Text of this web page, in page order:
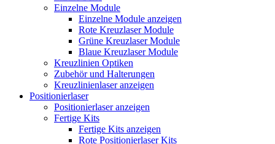
Einzelne Module
Einzelne Module anzeigen
Rote Kreuzlaser Module
Grüne Kreuzlaser Module
Blaue Kreuzlaser Module
Kreuzlinien Optiken
Zubehör und Halterungen
Kreuzlinienlaser anzeigen
Positionierlaser
Positionierlaser anzeigen
Fertige Kits
Fertige Kits anzeigen
Rote Positionierlaser Kits